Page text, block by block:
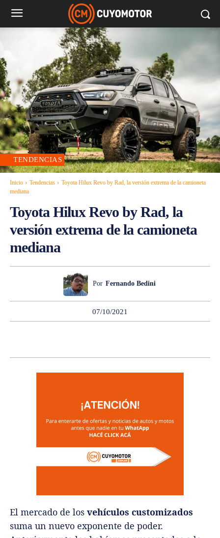
TENDENCIAS
Inicio Tendencias
Toyota Hilux Revo by Rad, la versión extrema de la camioneta
mediana
Toyota Hilux Revo by Rad, la
versión extrema de la camioneta
mediana
Por Fernando Bedini
07/10/2021
El mercado de los vehículos customizados
suma un nuevo exponente de poder.